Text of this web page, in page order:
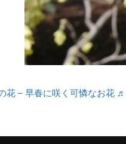
花 – 早春に咲く可憐なお花